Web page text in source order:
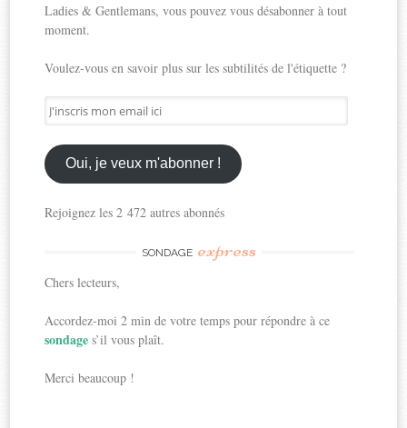
Ladies & Gentlemans, vous pouvez vous désabonner à tout
moment.
Voulez-vous en savoir plus sur les subtilités de l'étiquette ?
J'inscris
mon
email
ici
Oui, je veux m'abonner !
Rejoignez les 2 472 autres abonnés
SONDAGE express
Chers lecteurs,
Accordez-moi 2 min de votre temps pour répondre à ce
sondages’il vous plaît.
Merci beaucoup !